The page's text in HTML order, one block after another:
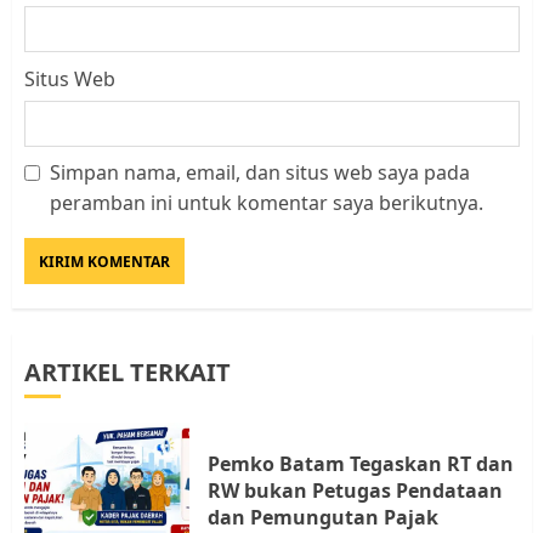
Situs Web
Simpan nama, email, dan situs web saya pada
peramban ini untuk komentar saya berikutnya.
ARTIKEL TERKAIT
Pemko Batam Tegaskan RT dan
RW bukan Petugas Pendataan
dan Pemungutan Pajak
Datangi Pemko Batam, Warga
4
Warga Rempang Ajukan
Resahkan Warga
JULI 17, 2026 0